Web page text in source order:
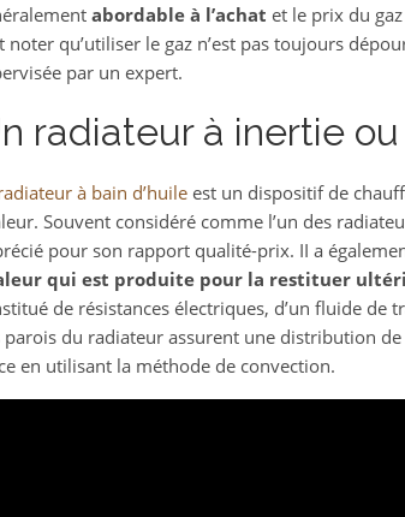
abordable à l’achat et le prix du
noter qu’utiliser le gaz n’est pas toujours
par un expert.
radiateur à inertie ou
à bain d’huileest un dispositif de
Souvent considéré comme l’un des
pour son rapport qualité-prix. II a
qui est produite pour la restituer
de résistances électriques, d’un fluide de
parois du radiateur assurent une distribution
en utilisant la méthode de convection.